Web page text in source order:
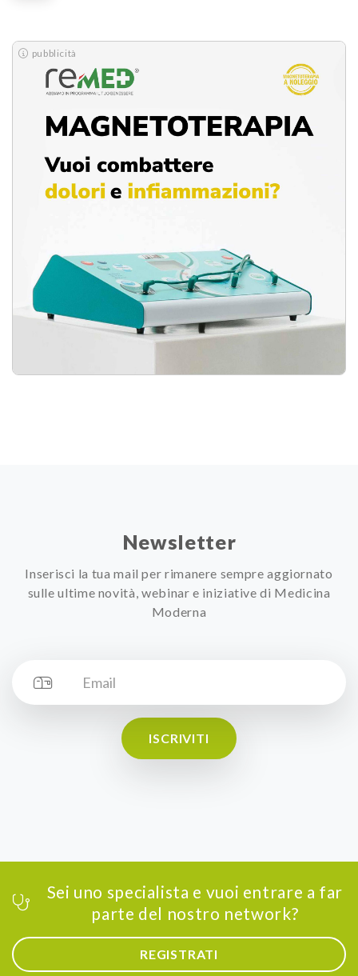
pubblicità
Newsletter
Inserisci la tua mail per rimanere sempre aggiornato
sulle ultime novità, webinar e iniziative di Medicina
Moderna
ISCRIVITI
Sei uno specialista e vuoi entrare a far
parte del nostro network?
REGISTRATI